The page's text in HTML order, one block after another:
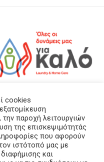
Δεδομένων
cookies
παροχή λειτουργιών
της επισκεψιμότητάς
που αφορούν
ιστότοπό μας με
και